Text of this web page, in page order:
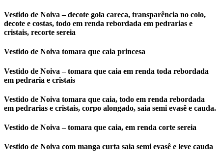
Vestido de Noiva – decote gola careca, transparência no colo,
decote e costas, todo em renda rebordada em pedrarias e
cristais, recorte sereia
Vestido de Noiva tomara que caia princesa
Vestido de Noiva – tomara que caia em renda toda rebordada
em pedraria e cristais
Vestido de Noiva tomara que caia, todo em renda rebordada
em pedrarias e cristais, corpo alongado, saia semi evasê e cauda.
Vestido de Noiva – tomara que caia, em renda corte sereia
Vestido de Noiva com manga curta saia semi evasê e leve cauda